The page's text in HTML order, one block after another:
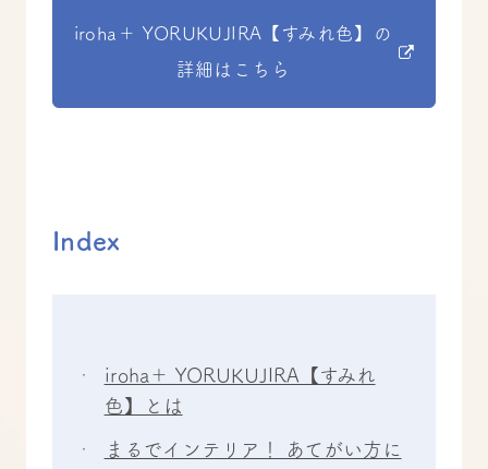
iroha＋ YORUKUJIRA【すみれ色】の
詳細はこちら
Index
iroha＋ YORUKUJIRA【すみれ
色】とは
まるでインテリア！ あてがい方に